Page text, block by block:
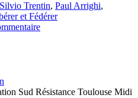
Silvio Trentin, Paul Arrighi,
et Fédérer